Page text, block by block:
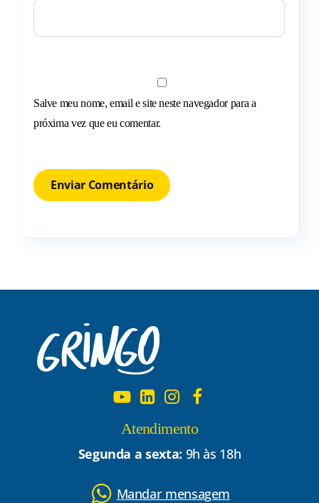
Salve meu nome, email e site neste navegador para a
próxima vez que eu comentar.
Atendimento
Segunda a sexta: 9h às 18h
Mandar mensagem